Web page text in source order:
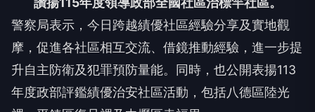
摩，促進各社區相互交流、借鏡推動經驗，進一步提
升自主防衛及犯罪預防量能。同時，也公開表揚113
年度政部評鑑績優治安社區活動，包括八德區陸光
裡、平鎮區復旦裡及中壢區幸福里。